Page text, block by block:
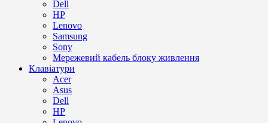
Dell
HP
Lenovo
Samsung
Sony
Мережевий кабель блоку живлення
Клавіатури
Acer
Asus
Dell
HP